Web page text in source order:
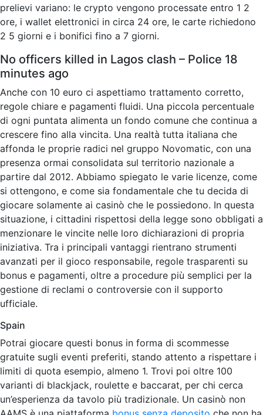
prelievi variano: le crypto vengono processate entro 1 2
ore, i wallet elettronici in circa 24 ore, le carte richiedono
2 5 giorni e i bonifici fino a 7 giorni.
No officers killed in Lagos clash – Police 18
minutes ago
Anche con 10 euro ci aspettiamo trattamento corretto,
regole chiare e pagamenti fluidi. Una piccola percentuale
di ogni puntata alimenta un fondo comune che continua a
crescere fino alla vincita. Una realtà tutta italiana che
affonda le proprie radici nel gruppo Novomatic, con una
presenza ormai consolidata sul territorio nazionale a
partire dal 2012. Abbiamo spiegato le varie licenze, come
si ottengono, e come sia fondamentale che tu decida di
giocare solamente ai casinò che le possiedono. In questa
situazione, i cittadini rispettosi della legge sono obbligati a
menzionare le vincite nelle loro dichiarazioni di propria
iniziativa. Tra i principali vantaggi rientrano strumenti
avanzati per il gioco responsabile, regole trasparenti su
bonus e pagamenti, oltre a procedure più semplici per la
gestione di reclami o controversie con il supporto
ufficiale.
Spain
Potrai giocare questi bonus in forma di scommesse
gratuite sugli eventi preferiti, stando attento a rispettare i
limiti di quota esempio, almeno 1. Trovi poi oltre 100
varianti di blackjack, roulette e baccarat, per chi cerca
un’esperienza da tavolo più tradizionale. Un casinò non